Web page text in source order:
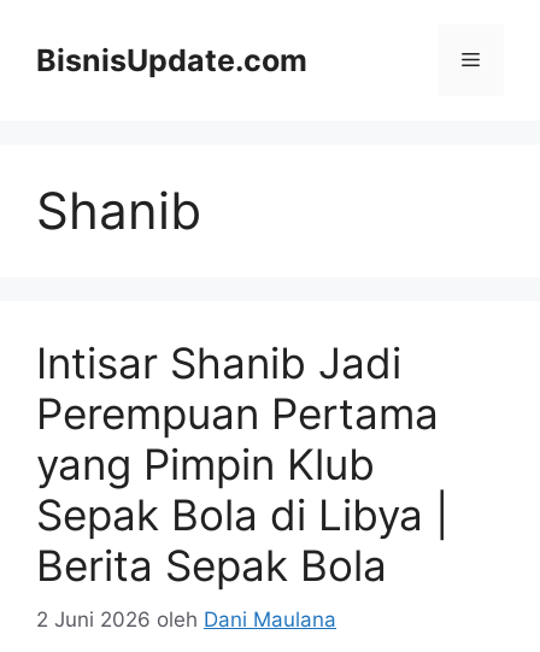
BisnisUpdate.com Menu
Shanib
Intisar Shanib Jadi
Perempuan Pertama
yang Pimpin Klub
Sepak Bola di Libya |
Berita Sepak Bola
2 Juni 2026 oleh Dani Maulana